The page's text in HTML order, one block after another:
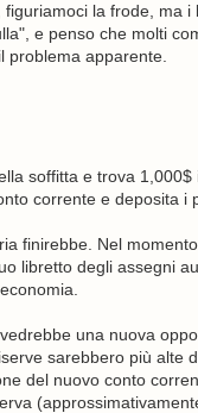
la frode, ma
e penso che molti
problema apparente.
soffitta e trova
corrente e deposita i
finirebbe. Nel
libretto degli assegni
una nuova
sarebbero più alte
del nuovo conto